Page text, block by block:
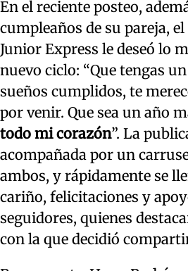
En el reciente posteo,
cumpleaños de su pareja,
Junior Express le deseó lo
nuevo ciclo: “Que tengas
sueños cumplidos, te
por venir. Que sea un año
todo mi corazón”. La
acompañada por un
ambos, y rápidamente se
cariño, felicitaciones y
seguidores, quienes
con la que decidió